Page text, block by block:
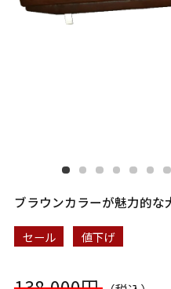
ブラウンカラーが魅力的な
セール 値下げ